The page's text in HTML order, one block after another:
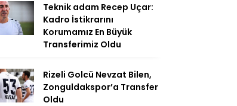
Teknik adam Recep Uçar:
Kadro İstikrarını
Korumamız En Büyük
Transferimiz Oldu
Rizeli Golcü Nevzat Bilen,
Zonguldakspor’a Transfer
Oldu